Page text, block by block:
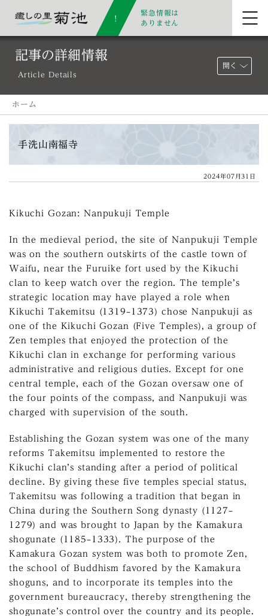
緊急情報は
ありません
記事の詳細情報
Article Details
開く
ホーム
手洗山南福寺
2024年07月31日
Kikuchi Gozan: Nanpukuji Temple
In the medieval period, the site of Nanpukuji Temple
was on the southern outskirts of the castle town of
Waifu, near the Furuike fort used by the Kikuchi
clan to keep watch over the region. The temple’s
strategic location may have played a role when
Kikuchi Takemitsu (1319–1373) chose Nanpukuji as
one of the Kikuchi Gozan (Five Temples), a group of
Zen temples that enjoyed the protection of the
Kikuchi clan in exchange for performing various
administrative and religious duties. Except for one
central temple, each of the Gozan oversaw one of
the four points of the compass, and Nanpukuji was
charged with supervision of the south.
Establishing the Gozan system was one of the many
reforms Takemitsu implemented to restore the
Kikuchi clan’s standing after a period of political
decline. By giving these five temples special status,
Takemitsu was following a tradition that began in
China during the Southern Song dynasty (1127–
1279) and was brought to Japan by the Kamakura
shogunate (1185–1333). The purpose of the
Kamakura Gozan system was both to promote Zen,
the school of Buddhism favored by the Kamakura
shoguns, and to incorporate its temples into the
government bureaucracy, thereby strengthening the
shogunate’s control over the country and its people.